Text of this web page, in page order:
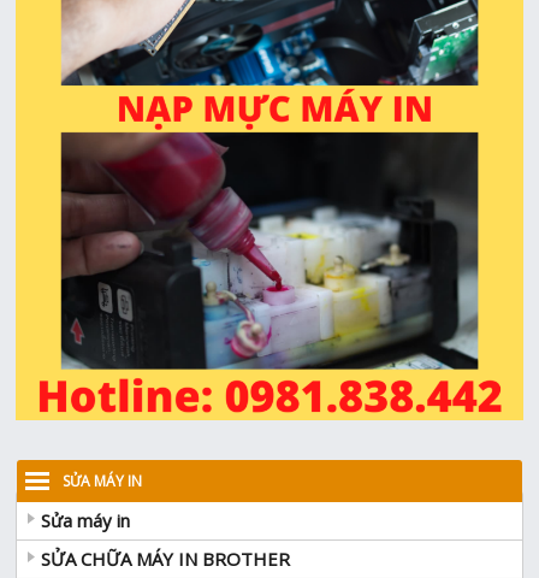
SỬA MÁY IN
Sửa máy in
SỬA CHỮA MÁY IN BROTHER